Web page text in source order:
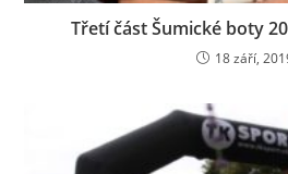
Třetí část Šumické boty
18 září,